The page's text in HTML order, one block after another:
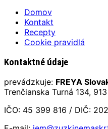
Domov
Kontakt
Recepty
Cookie pravidlá
Kontaktné údaje
prevádzkuje: FREYA
Trenčianska Turná 134,
IČO: 45 399 816 / DIČ: